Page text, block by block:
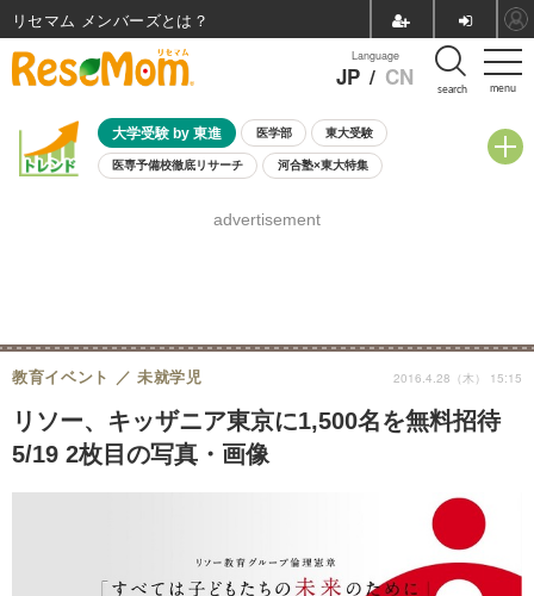
menu
Language
JP / CN search
大学受験 by 東進 医学部 東大受験
医専予備校徹底リサーチ 河合塾×東大特集
8月開催学校説明会・相談会
advertisement
リソー、キッザニア東京に1,500名を無料招待
5/19 2枚目の写真・画像
教育イベント 未就学児 2016.4.28（木） 15:15
リセマム メンバーズ